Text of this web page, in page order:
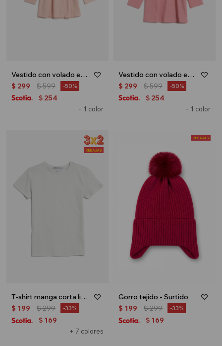
Vestido con volado en hombro - Terracota
+ 1 color
$ 299 $599 50
$ 254
Vestido con volado en hombro - Rosa
+ 1 color
$ 299 $599 50
$ 254
T-shirt manga corta lisa - Crudo
+ 7 colores
$ 199 $299 33
$ 169
Gorro tejido - Surtido
$ 199 $299 33
$ 169